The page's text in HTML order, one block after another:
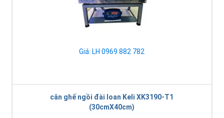
Giá: LH 0969 882 782
cân ghế ngồi đài loan Keli XK3190-T1
(30cmX40cm)